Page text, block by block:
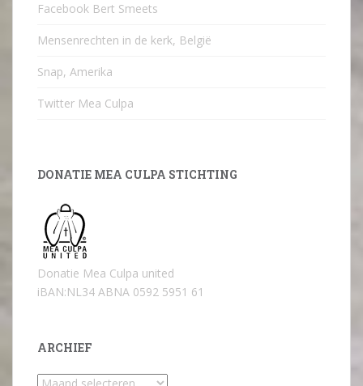
Facebook Bert Smeets
Mensenrechten in de kerk, België
Snap, Amerika
Twitter Mea Culpa
DONATIE MEA CULPA STICHTING
Donatie Mea Culpa united
iBAN:NL34 ABNA 0592 5951 61
ARCHIEF
Archief